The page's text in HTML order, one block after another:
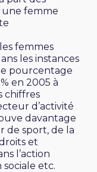
une femme
femmes
les instances
pourcentage
en 2005 à
chiffres
d’activité
davantage
de sport, de la
et
l’action
sociale etc.